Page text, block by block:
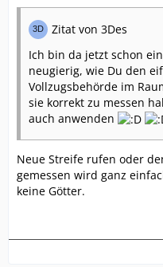
Zitat von 3Des
Ich bin da jetzt schon
neugierig, wie Du den
Vollzugsbehörde im
sie korrekt zu messen
auch anwenden
Neue Streife rufen oder
gemessen wird ganz
keine Götter.